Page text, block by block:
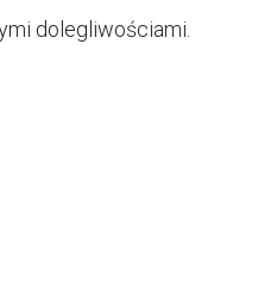
dolegliwościami.